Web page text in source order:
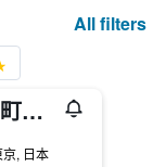
All filters
淺草田原町站前apa酒店
, 日本